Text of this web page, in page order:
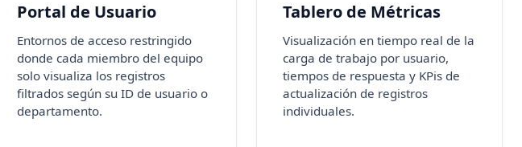
Portal de Usuario
Entornos de acceso restringido
donde cada miembro del equipo
solo visualiza los registros
filtrados según su ID de usuario o
departamento.
Tablero de Métricas
Visualización en tiempo real de la
carga de trabajo por usuario,
tiempos de respuesta y KPis de
actualización de registros
individuales.